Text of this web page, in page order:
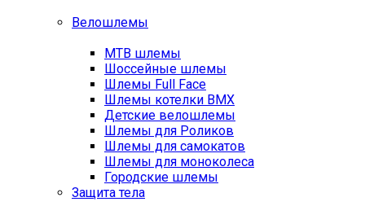
Велошлемы
MTB шлемы
Шоссейные шлемы
Шлемы Full Face
Шлемы котелки BMX
Детские велошлемы
Шлемы для Роликов
Шлемы для самокатов
Шлемы для моноколеса
Городские шлемы
Защита тела